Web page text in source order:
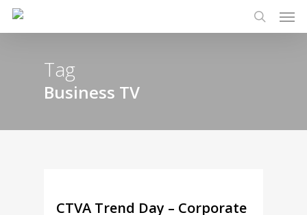
Skip
search
Tag
Business TV
CTVA Trend Day – Corporate